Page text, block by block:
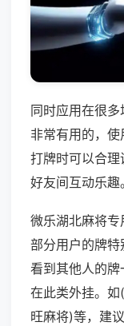
同时应用在很
非常有用的，
打牌时可以合
好友间互动乐趣。
微乐湖北麻将专
部分用户的牌
看到其他人的
在此类外挂。
旺麻将)等，建